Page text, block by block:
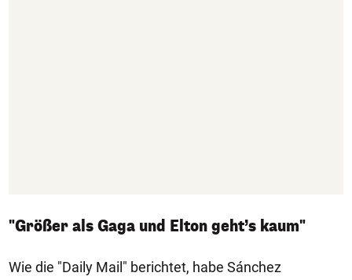
"Größer als Gaga und Elton geht’s kaum"
Wie die "Daily Mail" berichtet, habe Sánchez